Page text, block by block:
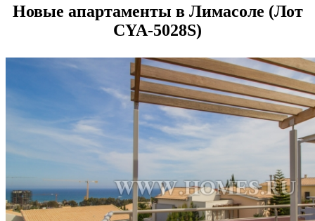
Новые апартаменты в Лимасоле (Лот
CYA-5028S)